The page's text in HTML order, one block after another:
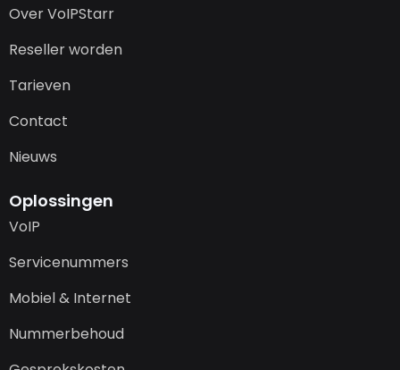
Over VoIPStarr
Reseller worden
Tarieven
Contact
Nieuws
Oplossingen
VoIP
Servicenummers
Mobiel & Internet
Nummerbehoud